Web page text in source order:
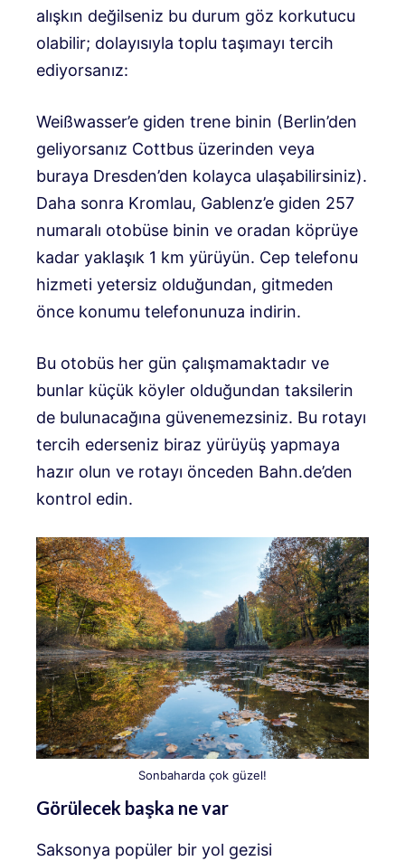
alışkın değilseniz bu durum göz korkutucu
olabilir; dolayısıyla toplu taşımayı tercih
ediyorsanız:
Weißwasser’e giden trene binin (Berlin’den
geliyorsanız Cottbus üzerinden veya
buraya Dresden’den kolayca ulaşabilirsiniz).
Daha sonra Kromlau, Gablenz’e giden 257
numaralı otobüse binin ve oradan köprüye
kadar yaklaşık 1 km yürüyün. Cep telefonu
hizmeti yetersiz olduğundan, gitmeden
önce konumu telefonunuza indirin.
Bu otobüs her gün çalışmamaktadır ve
bunlar küçük köyler olduğundan taksilerin
de bulunacağına güvenemezsiniz. Bu rotayı
tercih ederseniz biraz yürüyüş yapmaya
hazır olun ve rotayı önceden Bahn.de’den
kontrol edin.
Sonbaharda çok güzel!
Görülecek başka ne var
Saksonya popüler bir yol gezisi